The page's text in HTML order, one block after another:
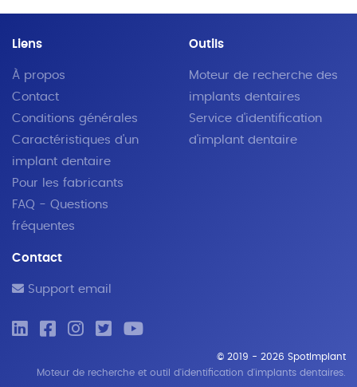
Liens
À propos
Contact
Conditions générales
Caractéristiques d'un
implant dentaire
Pour les fabricants
FAQ - Questions
fréquentes
Outils
Moteur de recherche des
implants dentaires
Service d'identification
d'implant dentaire
Contact
Support email
© 2019 - 2026 SpotImplant
Moteur de recherche et outil d'identification d'implants dentaires.